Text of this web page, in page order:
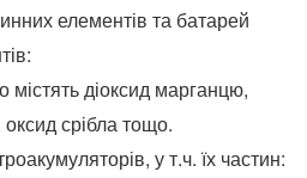
елементів та батарей
містять діоксид марганцю,
оксид срібла тощо.
у т.ч. їх частин: